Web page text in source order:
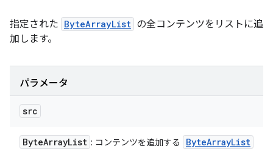
指定された ByteArrayList の全コンテンツをリストに追
加します。
パラメータ
src
ByteArrayList : コンテンツを追加する ByteArrayList